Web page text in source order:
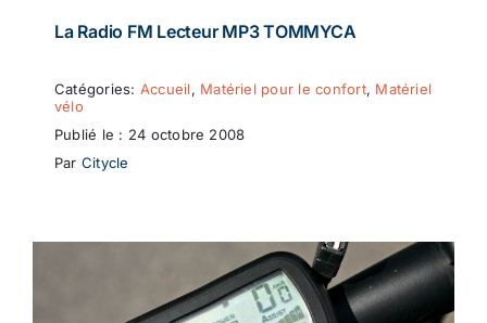
La Radio FM Lecteur MP3 TOMMYCA
Catégories: Accueil, Matériel pour le confort, Matériel
vélo
Publié le : 24 octobre 2008
Par Citycle